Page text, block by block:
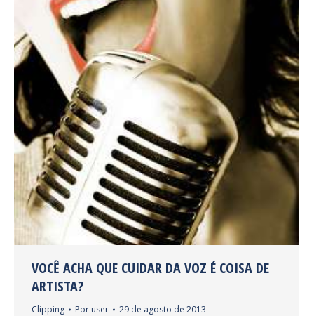
VOCÊ ACHA QUE CUIDAR DA VOZ É COISA DE
ARTISTA?
Clipping Por user 29 de agosto de 2013